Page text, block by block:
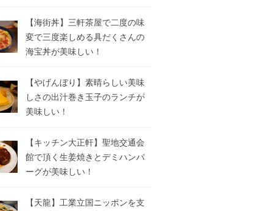
【海街丼】三軒茶屋で二度の味
変で三度楽しめる具だくさんの
海宝丼が美味しい！
【やげんぼり】素晴らしい美味
しさの出汁巻き玉子のランチが
美味しい！
【キッチン大正軒】聖地交通会
館で頂く生姜焼きとデミハンバ
ーグが美味しい！
【天龍】工業立国ニッポンを支